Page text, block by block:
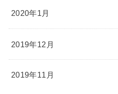
2020年1月
2019年12月
2019年11月